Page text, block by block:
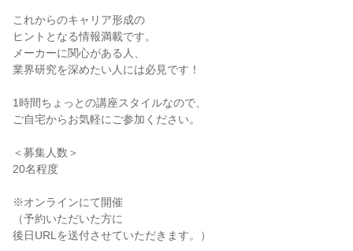
これからのキャリア形成の
ヒントとなる情報満載です。
メーカーに関心がある人、
業界研究を深めたい人には必見です！
1時間ちょっとの講座スタイルなので、
ご自宅からお気軽にご参加ください。
＜募集人数＞
20名程度
※オンラインにて開催
（予約いただいた方に
後日URLを送付させていただきます。）